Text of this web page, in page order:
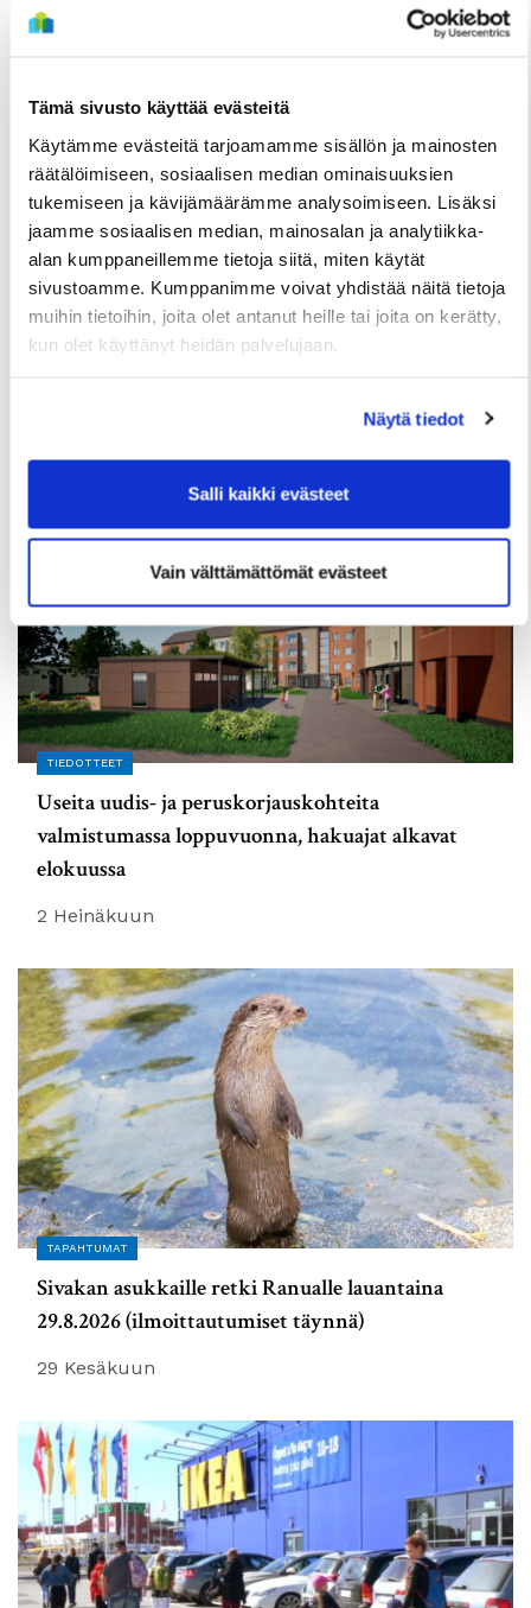
Tämä sivusto käyttää evästeitä
Käytämme evästeitä tarjoamamme sisällön ja mainosten
räätälöimiseen, sosiaalisen median ominaisuuksien
tukemiseen ja kävijämäärämme analysoimiseen. Lisäksi
jaamme sosiaalisen median, mainosalan ja analytiikka-
alan kumppaneillemme tietoja siitä, miten käytät
sivustoamme. Kumppanimme voivat yhdistää näitä tietoja
muihin tietoihin, joita olet antanut heille tai joita on kerätty,
kun olet käyttänyt heidän palvelujaan.
Näytä tiedot
Salli kaikki evästeet
Vain välttämättömät evästeet
LUE SEURAAVA
TIEDOTTEET
Kuivasjärvelle valmistumassa uusia
TIEDOTTEET
Useita uudis- ja peruskorjauskohteita
valmistumassa loppuvuonna, hakuajat alkavat
elokuussa
2 Heinäkuun
TAPAHTUMAT
Sivakan asukkaille retki Ranualle lauantaina
29.8.2026 (ilmoittautumiset täynnä)
29 Kesäkuun